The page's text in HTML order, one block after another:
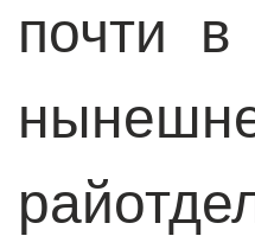
почти